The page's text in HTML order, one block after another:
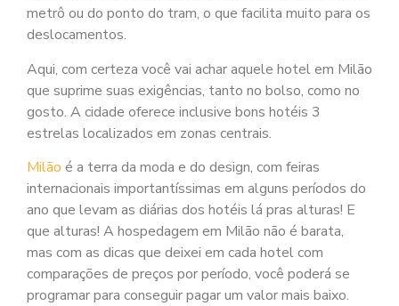
metrô ou do ponto do tram, o que facilita muito para os
deslocamentos.
Aqui, com certeza você vai achar aquele hotel em Milão
que suprime suas exigências, tanto no bolso, como no
gosto. A cidade oferece inclusive bons hotéis 3
estrelas localizados em zonas centrais.
Milão é a terra da moda e do design, com feiras
internacionais importantíssimas em alguns períodos do
ano que levam as diárias dos hotéis lá pras alturas! E
que alturas! A hospedagem em Milão não é barata,
mas com as dicas que deixei em cada hotel com
comparações de preços por período, você poderá se
programar para conseguir pagar um valor mais baixo.